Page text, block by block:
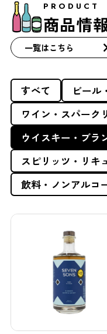
PRODUCT
商品情
一覧はこちら
すべて ビール
ワイン・スパーク
ウイスキー・ブラ
スピリッツ・リキ
飲料・ノンアルコ